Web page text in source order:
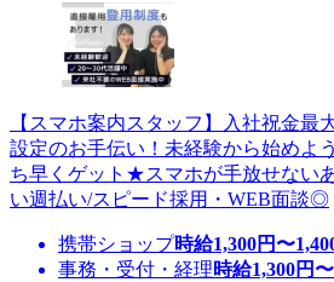
【スマホ案内スタッフ】入社祝金
設定のお手伝い！未経験から始めよ
ち早くゲット★スマホが手放せない
い週払い/スピード採用・WEB面談◎
携帯ショップ時給1,300円〜
事務・受付・経理時給1,300円〜